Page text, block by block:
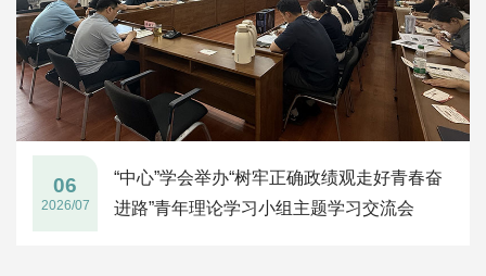
“中心”学会举办“树牢正确政绩观走好青春奋
进路”青年理论学习小组主题学习交流会
06
2026/07